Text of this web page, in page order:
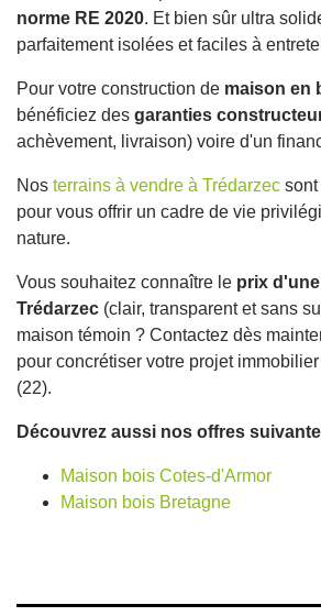
norme RE 2020. Et bien sûr ultra
parfaitement isolées et faciles à
Pour votre construction de maison en
bénéficiez des garanties
achèvement, livraison) voire d'un
Nos terrains à vendre à Trédarzec
pour vous offrir un cadre de vie
nature.
Vous souhaitez connaître le prix
Trédarzec (clair, transparent et sans
maison témoin ? Contactez dès
pour concrétiser votre projet
(22).
Découvrez aussi nos offres
Maison bois Cotes-d'Armor
Maison bois Bretagne